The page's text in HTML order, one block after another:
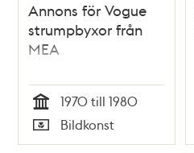
Annons för Vogue
strumpbyxor från
MEA
Tid
1970 till 1980
Typ
Bildkonst